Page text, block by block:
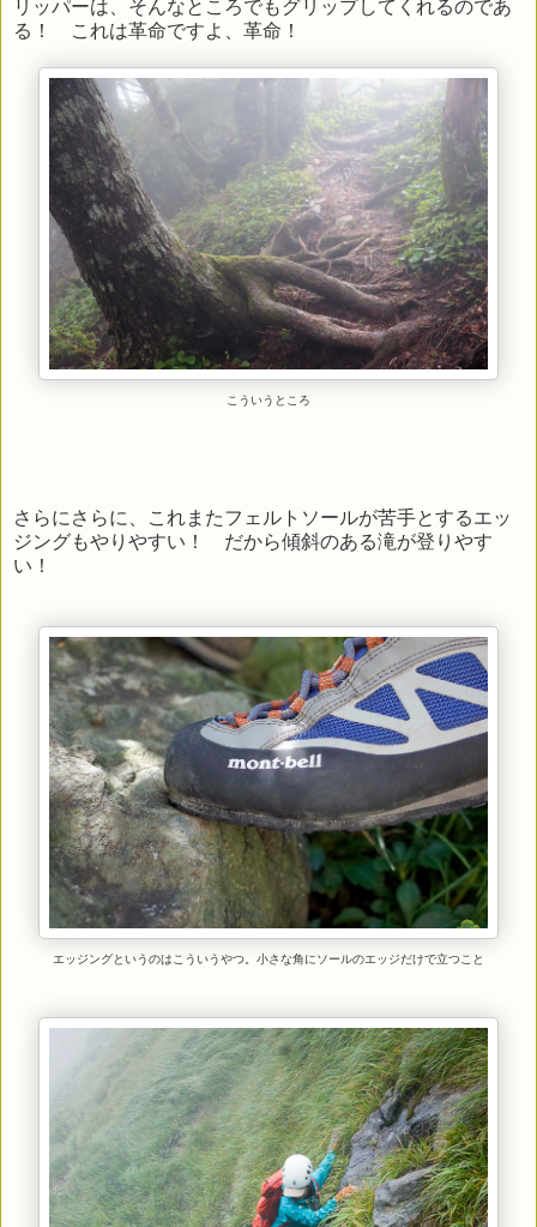
リッパーは、そんなところでもグリップしてくれるのであ
る！ これは革命ですよ、革命！
こういうところ
さらにさらに、これまたフェルトソールが苦手とするエッ
ジングもやりやすい！ だから傾斜のある滝が登りやす
い！
エッジングというのはこういうやつ。小さな角にソールのエッジだけで立つこと